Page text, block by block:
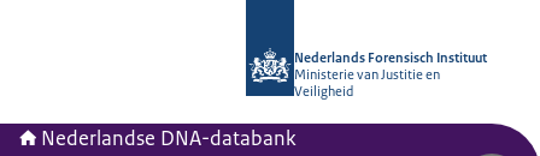
Nederlands Forensisch Instituut
Ministerie van Justitie en
Veiligheid
Nederlandse DNA-databank